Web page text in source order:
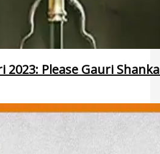
2023: Please Gauri